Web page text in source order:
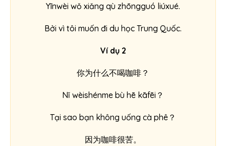
Yīnwèi wǒ xiǎng qù zhōngguó liúxué.
Bởi vì tôi muốn đi du học Trung Quốc.
Ví dụ 2
你为什么不喝咖啡？
Nǐ wèishénme bù hē kāfēi？
Tại sao bạn không uống cà phê？
因为咖啡很苦。